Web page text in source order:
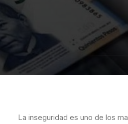
La inseguridad es uno de los